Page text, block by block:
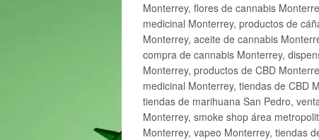
Monterrey, flores de cannabis
medicinal Monterrey, productos de
Monterrey, aceite de cannabis
compra de cannabis Monterrey,
Monterrey, productos de CBD
medicinal Monterrey, tiendas de CBD
tiendas de marihuana San Pedro,
Monterrey, smoke shop área
Monterrey, vapeo Monterrey, tiendas